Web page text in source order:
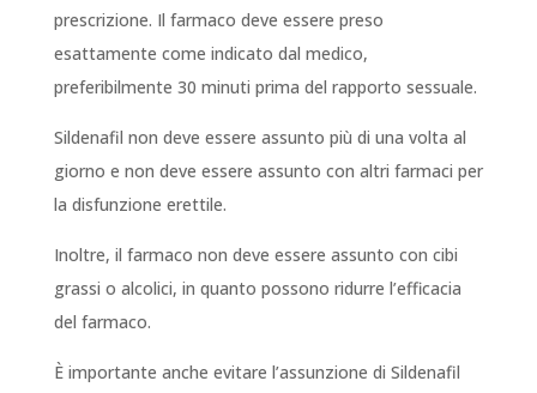
prescrizione. Il farmaco deve essere preso
esattamente come indicato dal medico,
preferibilmente 30 minuti prima del rapporto sessuale.
Sildenafil non deve essere assunto più di una volta al
giorno e non deve essere assunto con altri farmaci per
la disfunzione erettile.
Inoltre, il farmaco non deve essere assunto con cibi
grassi o alcolici, in quanto possono ridurre l’efficacia
del farmaco.
È importante anche evitare l’assunzione di Sildenafil